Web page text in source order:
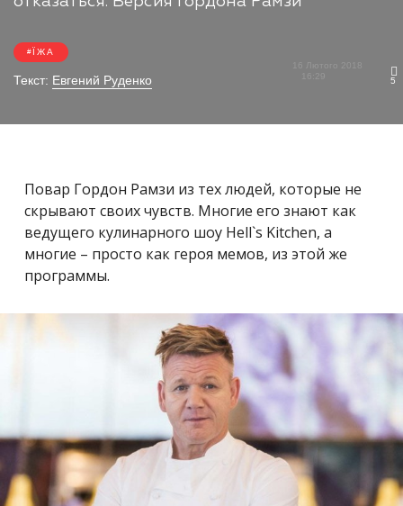
ЇЖА
Текст: Евгений Руденко
16 Лютого 2018
16:29
5
Повар Гордон Рамзи из тех людей, которые не
скрывают своих чувств. Многие его знают как
ведущего кулинарного шоу Hell`s Kitchen, а
многие – просто как героя мемов, из этой же
программы.